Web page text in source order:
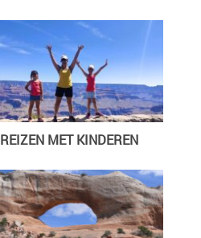
REIZEN MET KINDEREN